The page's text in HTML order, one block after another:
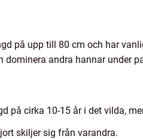
på upp till 80 cm och har
andra hannar under
på cirka 10-15 år i det vilda,
skiljer sig från varandra.